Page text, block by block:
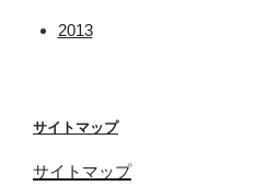
2013
サイトマップ
サイトマップ